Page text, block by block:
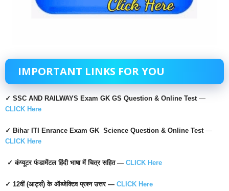
IMPORTANT LINKS FOR YOU
✓ SSC AND RAILWAYS Exam GK GS Question & Online Test—
CLICK Here
✓ Bihar ITI Enrance Exam GK Science Question & Online Test —
CLICK Here
✓ कंप्यूटर फंडामेंटल हिंदी भाषा में चित्र सहित — CLICK Here
✓ 12वीं (आर्ट्स) के ऑब्जेक्टिव प्रश्न उत्तर — CLICK Here